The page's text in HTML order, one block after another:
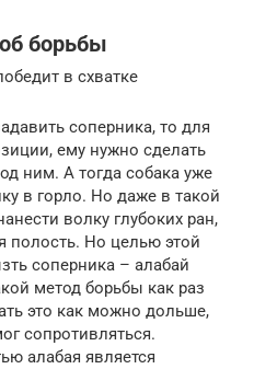
борьбы
в схватке
соперника, то для
ему нужно сделать
ним. А тогда собака уже
в горло. Но даже в такой
волку глубоких ран,
полость. Но целью этой
соперника – алабай
метод борьбы как раз
это как можно дольше,
сопротивляться.
алабая является